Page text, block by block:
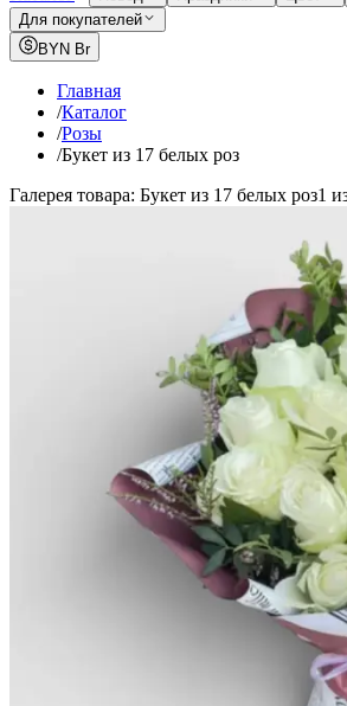
Для покупателей
BYN Br
Главная
/Каталог
/Розы
/Букет из 17 белых роз
Галерея товара: Букет из 17 белых роз1